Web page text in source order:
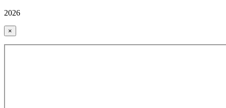
2026
×